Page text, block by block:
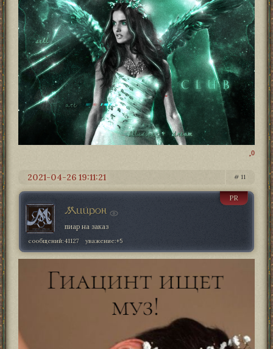
0
11
2021-04-26 19:11:21
Мийрон
PR
пиар на заказ
сообщений:41127 уважение:+5